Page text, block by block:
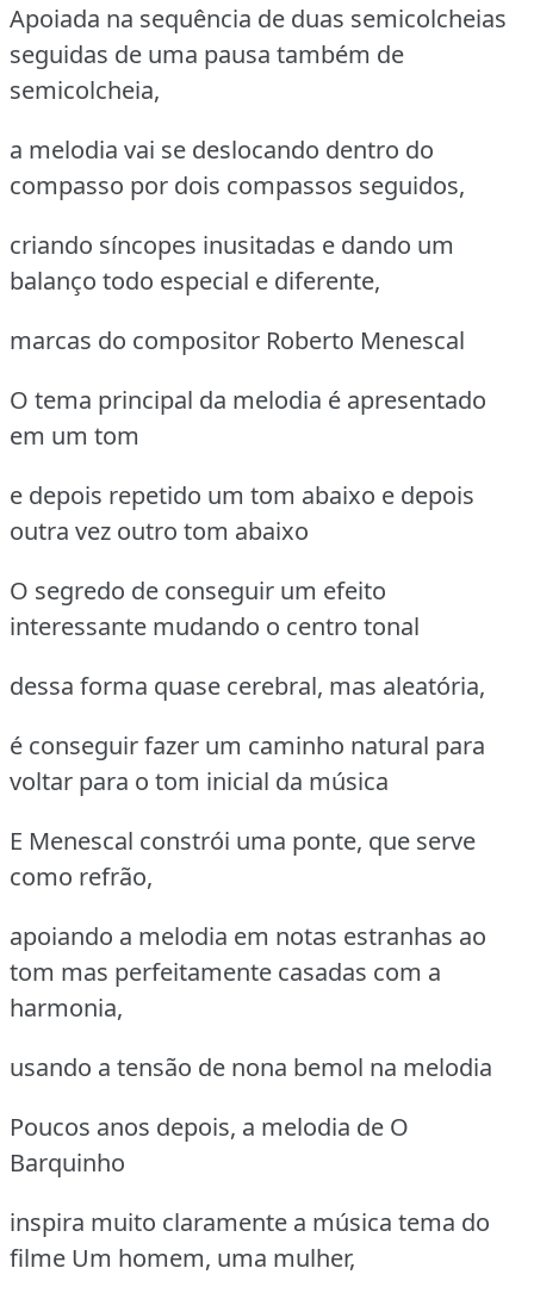
Apoiada na sequência de duas semicolcheias
seguidas de uma pausa também de
semicolcheia,
a melodia vai se deslocando dentro do
compasso por dois compassos seguidos,
criando síncopes inusitadas e dando um
balanço todo especial e diferente,
marcas do compositor Roberto Menescal
O tema principal da melodia é apresentado
em um tom
e depois repetido um tom abaixo e depois
outra vez outro tom abaixo
O segredo de conseguir um efeito
interessante mudando o centro tonal
dessa forma quase cerebral, mas aleatória,
é conseguir fazer um caminho natural para
voltar para o tom inicial da música
E Menescal constrói uma ponte, que serve
como refrão,
apoiando a melodia em notas estranhas ao
tom mas perfeitamente casadas com a
harmonia,
usando a tensão de nona bemol na melodia
Poucos anos depois, a melodia de O
Barquinho
inspira muito claramente a música tema do
filme Um homem, uma mulher,